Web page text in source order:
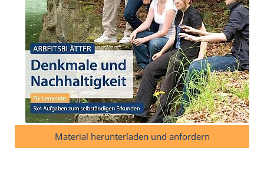
Material herunterladen und anfordern